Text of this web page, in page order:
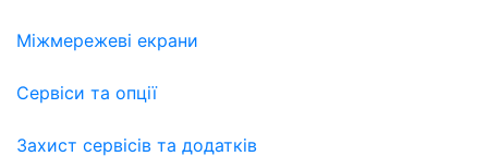
Міжмережеві екрани
Сервіси та опції
Захист сервісів та додатків